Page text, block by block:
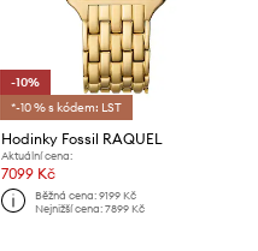
-10%
*-10 % s kódem: LST
Hodinky Fossil RAQUEL
Aktuální cena:
7099 Kč
Běžná cena:9199 Kč
Nejnižší cena:7899 Kč